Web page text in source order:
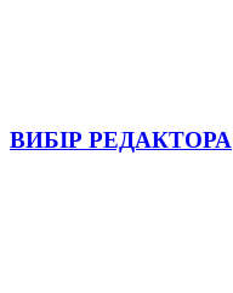
ВИБІР РЕДАКТОРА